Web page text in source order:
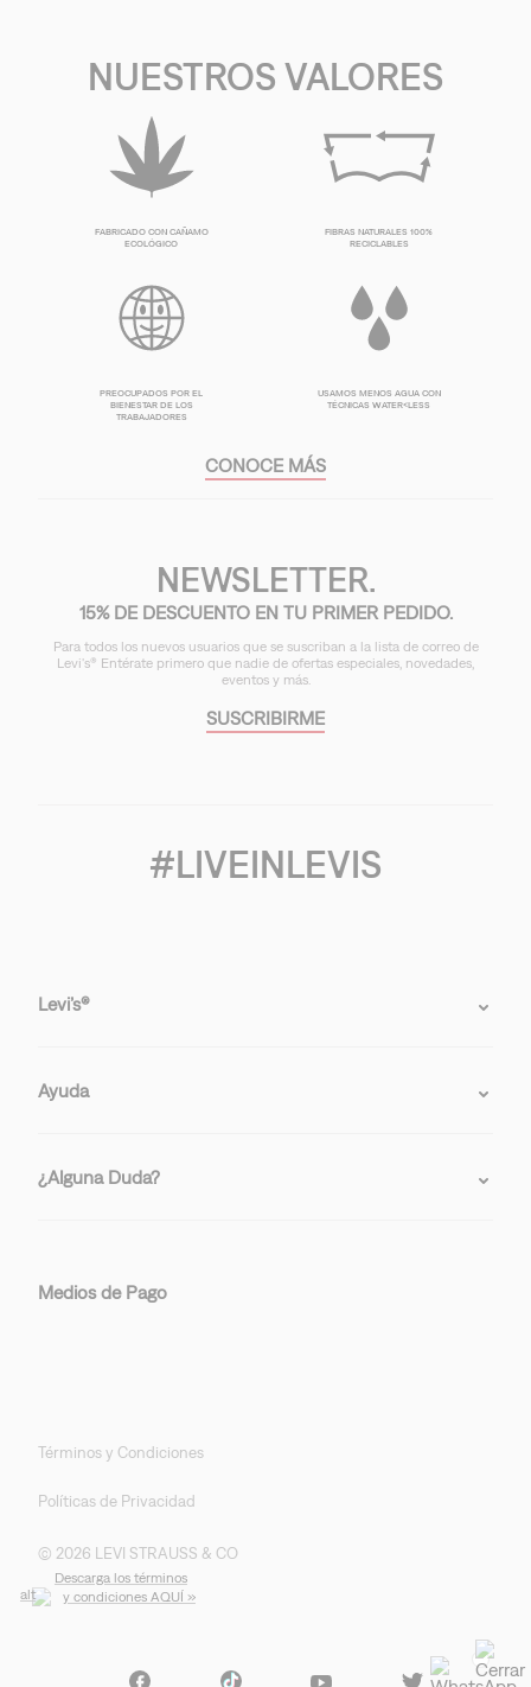
NUESTROS VALORES
FABRICADO CON CAÑAMO
ECOLÓGICO
FIBRAS NATURALES 100%
RECICLABLES
PREOCUPADOS POR EL
BIENESTAR DE LOS
TRABAJADORES
USAMOS MENOS AGUA CON
TÉCNICAS WATER<LESS
CONOCE MÁS
NEWSLETTER.
15% DE DESCUENTO EN TU PRIMER PEDIDO.
Para todos los nuevos usuarios que se suscriban a la lista de correo de
Levi's® Entérate primero que nadie de ofertas especiales, novedades,
eventos y más.
SUSCRIBIRME
#LIVEINLEVIS
Levi’s®
Ayuda
¿Alguna Duda?
Medios de Pago
Términos y Condiciones
Políticas de Privacidad
© 2026 LEVI STRAUSS & CO
Descarga los términos
y condiciones AQUÍ »